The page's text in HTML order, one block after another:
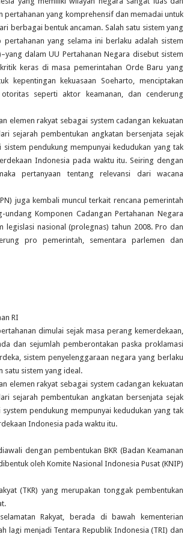
yang komprehensif dan memadai untuk
berbagai bentuk ancaman. Salah satu sistem yang
yang selama ini berlaku adalah sistem
dalam UU Pertahanan Negara disebut sistem
keras di masa pemerintahan Orde Baru yang
kepentingan kekuasaan Soeharto, menciptakan
seperti aktor keamanan, dan cenderung
elemen rakyat sebagai system cadangan kekuatan
sejarah pembentukan angkatan bersenjata sejak
pendukung mempunyai kedudukan yang tak
Indonesia pada waktu itu. Seiring dengan
pertanyaan tentang relevansi dari wacana
juga kembali muncul terkait rencana pemerintah
Komponen Cadangan Pertahanan Negara
legislasi nasional (prolegnas) tahun 2008. Pro dan
pro pemerintah, sementara parlemen dan
RI
dimulai sejak masa perang kemerdekaan,
dan sejumlah pemberontakan paska proklamasi
sistem penyelenggaraan negara yang berlaku
satu sistem yang ideal.
elemen rakyat sebagai system cadangan kekuatan
sejarah pembentukan angkatan bersenjata sejak
pendukung mempunyai kedudukan yang tak
Indonesia pada waktu itu.
dengan pembentukan BKR (Badan Keamanan
oleh Komite Nasional Indonesia Pusat (KNIP)
(TKR) yang merupakan tonggak pembentukan
Rakyat, berada di bawah kementerian
lagi menjadi Tentara Republik Indonesia (TRI) dan